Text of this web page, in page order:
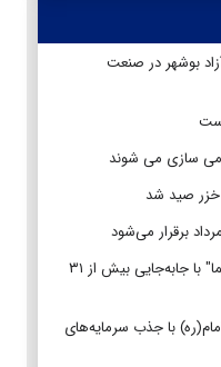
بوشهر در صنعت
سازی می شوند
پایان عملیات پروازی اربعین ۱۴۰۵" هما" با جابه‌جایی بیش از ۳۱
با جذب سرمایه‌های